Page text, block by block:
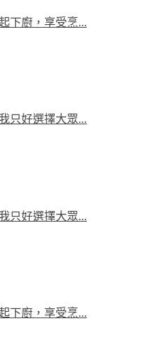
下廚，享受烹...
只好選擇大眾...
只好選擇大眾...
下廚，享受烹...